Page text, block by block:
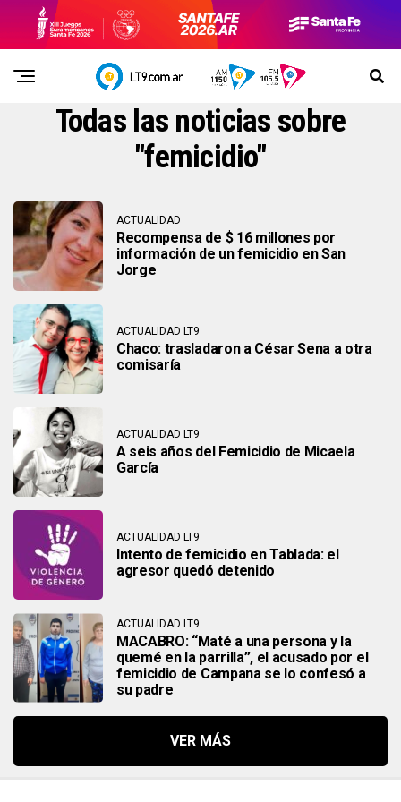
Todas las noticias sobre
"femicidio"
ACTUALIDAD
Recompensa de $ 16 millones por
información de un femicidio en San
Jorge
ACTUALIDAD LT9
Chaco: trasladaron a César Sena a otra
comisaría
ACTUALIDAD LT9
A seis años del Femicidio de Micaela
García
ACTUALIDAD LT9
Intento de femicidio en Tablada: el
agresor quedó detenido
ACTUALIDAD LT9
MACABRO: “Maté a una persona y la
quemé en la parrilla”, el acusado por el
femicidio de Campana se lo confesó a
su padre